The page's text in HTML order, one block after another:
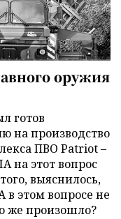
оружия
готов
на производство
ПВО Patriot –
на этот вопрос
выяснилось,
этом вопросе не
же произошло?